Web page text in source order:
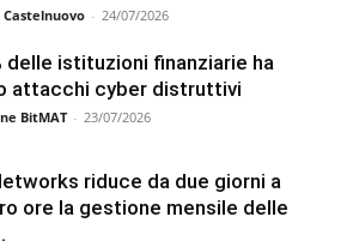
- 24/07/2026
delle istituzioni finanziarie ha
attacchi cyber distruttivi
BitMAT - 23/07/2026
riduce da due giorni a
ore la gestione mensile delle